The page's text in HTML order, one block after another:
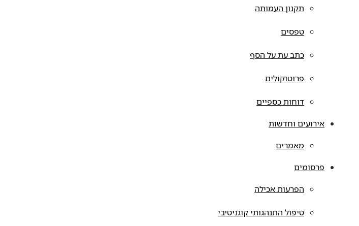
תקנון העמותה
טפסים
כתב עת על הסף
פרוטוקולים
דוחות כספיים
אירועים וחדשות
מאמרים
פרסומים
הפרעות אכילה
טיפול התנהגותי קוגניטיבי